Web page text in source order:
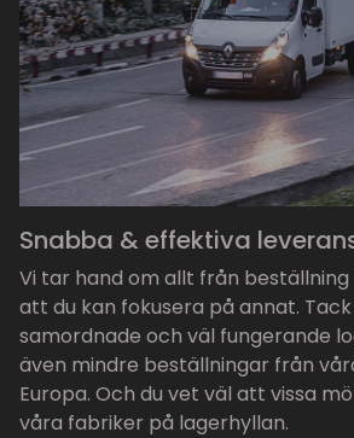
Snabba & effektiva
Vi tar hand om allt från beställning
att du kan fokusera på annat.
samordnade och väl fungerande
även mindre beställningar från
Europa. Och du vet väl att vissa
våra fabriker på lagerhyllan.